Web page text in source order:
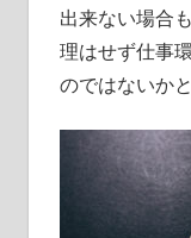
出来ない場合
理はせず仕事
のではないか